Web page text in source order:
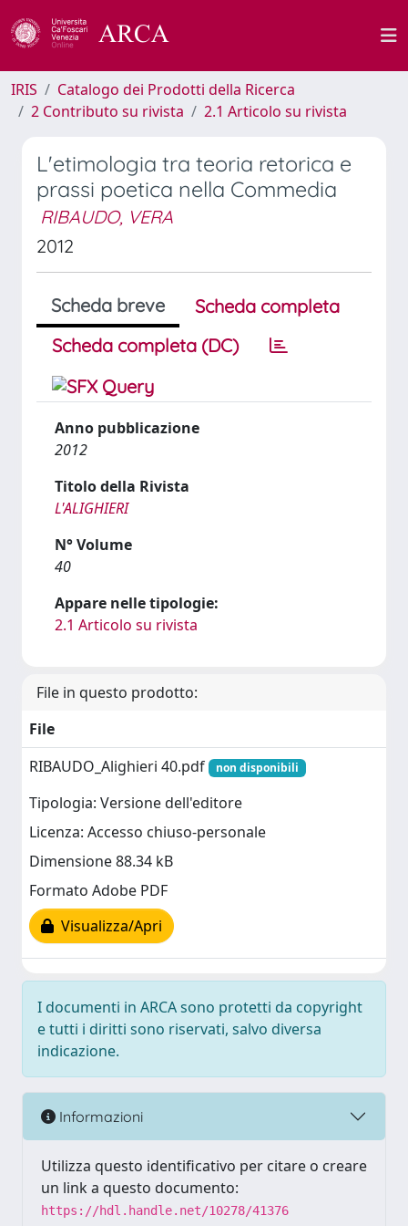
IRIS
Catalogo dei Prodotti della Ricerca
2 Contributo su rivista
2.1 Articolo su rivista
L'etimologia tra teoria retorica e
prassi poetica nella Commedia
RIBAUDO, VERA
2012
Scheda breve
Scheda completa
Scheda completa (DC)
Anno pubblicazione
2012
Titolo della Rivista
L'ALIGHIERI
N° Volume
40
Appare nelle tipologie:
2.1 Articolo su rivista
File in questo prodotto:
File
RIBAUDO_Alighieri 40.pdf
non disponibili
Tipologia: Versione dell'editore
Licenza: Accesso chiuso-personale
Dimensione 88.34 kB
Formato Adobe PDF
Visualizza/Apri
I documenti in ARCA sono protetti da copyright
e tutti i diritti sono riservati, salvo diversa
indicazione.
Informazioni
Utilizza questo identificativo per citare o creare
un link a questo documento:
https://hdl.handle.net/10278/41376